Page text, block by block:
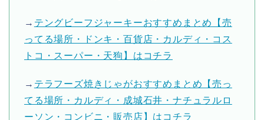
→ テングビーフジャーキーおすすめまとめ【売
ってる場所・ドンキ・百貨店・カルディ・コス
トコ・スーパー・天狗】はコチラ
→ テラフーズ焼きじゃがおすすめまとめ【売っ
てる場所・カルディ・成城石井・ナチュラルロ
ーソン・コンビニ・販売店】はコチラ